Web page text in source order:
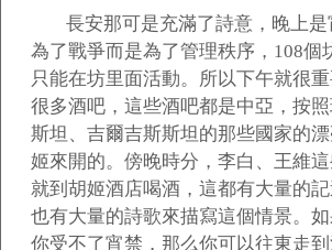
長安那可是充滿了詩意，晚上
為了戰爭而是為了管理秩序，108個
只能在坊里面活動。所以下午就很
很多酒吧，這些酒吧都是中亞，按
斯坦、吉爾吉斯斯坦的那些國家的
姬來開的。傍晚時分，李白、王維
就到胡姬酒店喝酒，這都有大量的
也有大量的詩歌來描寫這個情景。如
你受不了宵禁，那么你可以往東走